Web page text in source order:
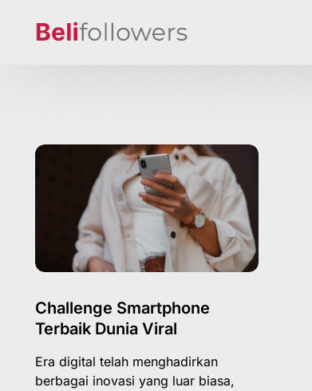
Challenge Smartphone
Terbaik Dunia Viral
Era digital telah menghadirkan
berbagai inovasi yang luar biasa,